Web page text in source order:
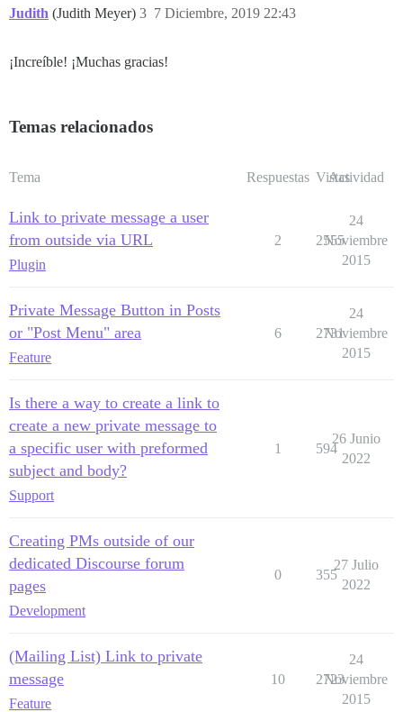
Judith (Judith Meyer) 7 Diciembre, 2019 22:43
3
¡Increíble! ¡Muchas gracias!
Temas relacionados
Tema Respuestas Vistas
Actividad
Link to private message a user
from outside via URL
Plugin
2 2555
24
Noviembre
2015
Private Message Button in Posts
or "Post Menu" area
Feature
6 2731
24
Noviembre
2015
Is there a way to create a link to
create a new private message to
a specific user with preformed
subject and body?
Support
1 594
26 Junio
2022
Creating PMs outside of our
dedicated Discourse forum
pages
Development
0 355
27 Julio
2022
(Mailing List) Link to private
message
Feature
10 2723
24
Noviembre
2015